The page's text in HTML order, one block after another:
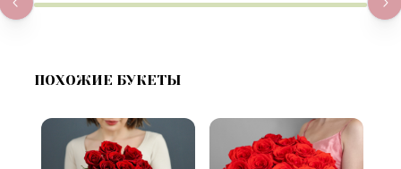
ПОХОЖИЕ БУКЕТЫ